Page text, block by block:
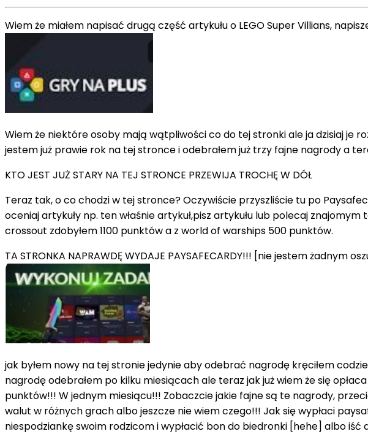
Wiem że miałem napisać drugą część artykułu o LEGO Super Villians,
Wiem że niektóre osoby mają wątpliwości co do tej stronki ale ja dzisiaj je
jestem już prawie rok na tej stronce i odebrałem już trzy fajne nagrody a
KTO JEST JUŻ STARY NA TEJ STRONCE PRZEWIJA TROCHĘ W DÓŁ
Teraz tak, o co chodzi w tej stronce? Oczywiście przyszliście tu po
oceniaj artykuły np. ten właśnie artykuł,pisz artykułu lub polecaj
crossout zdobyłem 1100 punktów a z world of warships 500 punktów.
TA STRONKA NAPRAWDĘ WYDAJE PAYSAFECARDY!!! [nie jestem
jak byłem nowy na tej stronie jedynie aby odebrać nagrodę kręciłem
nagrodę odebrałem po kilku miesiącach ale teraz jak już wiem że się
punktów!!! W jednym miesiącu!!! Zobaczcie jakie fajne są te nagrody,
walut w różnych grach albo jeszcze nie wiem czego!!! Jak się wypłaci
niespodziankę swoim rodzicom i wypłacić bon do biedronki [hehe] albo